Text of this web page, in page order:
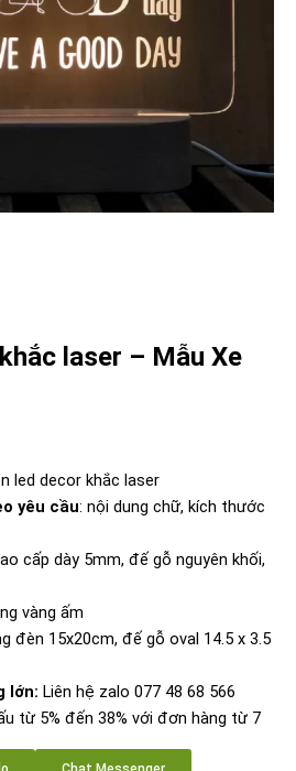
laser – Mẫu Xe
led decor khắc laser
yêu cầu: nội dung chữ, kích thước
cấp dày 5mm, đế gỗ nguyên khối,
vàng ấm
đèn 15x20cm, đế gỗ oval 14.5 x 3.5
lớn: Liên hệ zalo 077 48 68 566
từ 5% đến 38% với đơn hàng từ 7